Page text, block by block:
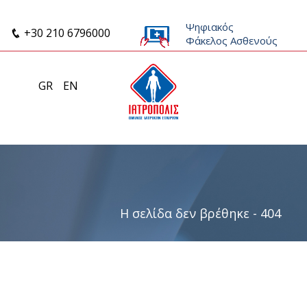
+30 210 6796000
GR EN
Ψηφιακός
Φάκελος Ασθενούς
Η σελίδα δεν βρέθηκε - 404